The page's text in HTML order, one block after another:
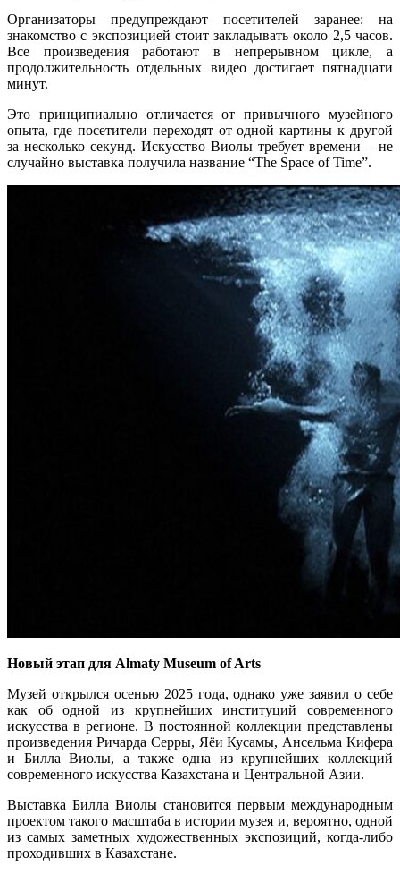
Организаторы предупреждают посетителей заранее: на
знакомство с экспозицией стоит закладывать около 2,5 часов.
Все произведения работают в непрерывном цикле, а
продолжительность отдельных видео достигает пятнадцати
минут.
Это принципиально отличается от привычного музейного
опыта, где посетители переходят от одной картины к другой
за несколько секунд. Искусство Виолы требует времени – не
случайно выставка получила название “The Space of Time”.
Новый этап для Almaty Museum of Arts
Музей открылся осенью 2025 года, однако уже заявил о себе
как об одной из крупнейших институций современного
искусства в регионе. В постоянной коллекции представлены
произведения Ричарда Серры, Яёи Кусамы, Ансельма Кифера
и Билла Виолы, а также одна из крупнейших коллекций
современного искусства Казахстана и Центральной Азии.
Выставка Билла Виолы становится первым международным
проектом такого масштаба в истории музея и, вероятно, одной
из самых заметных художественных экспозиций, когда-либо
проходивших в Казахстане.